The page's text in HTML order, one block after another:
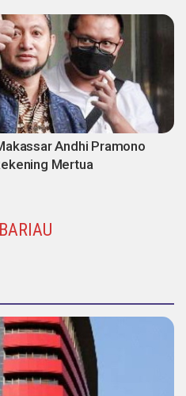
Andhi Pramono
Mertua